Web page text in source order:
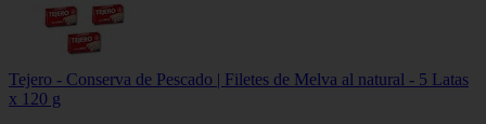
Tejero - Conserva de Pescado | Filetes de Melva al natural - 5 Latas
x 120 g